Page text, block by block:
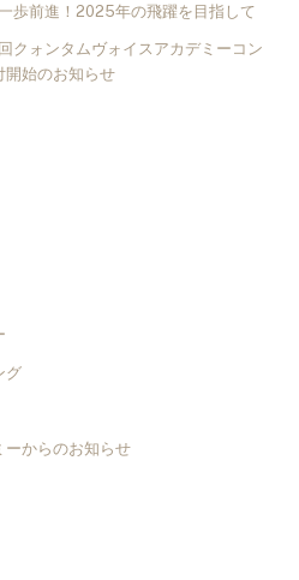
歩前進！2025年の飛躍を目指して
クォンタムヴォイスアカデミーコン
開始のお知らせ
グ
ーからのお知らせ